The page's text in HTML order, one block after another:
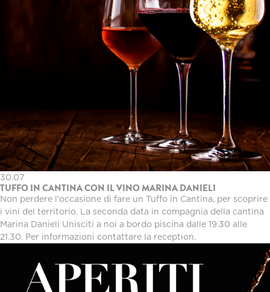
30.07
TUFFO IN CANTINA CON IL VINO MARINA DANIELI
Non perdere l'occasione di fare un Tuffo in Cantina, per scoprire
i vini del territorio. La seconda data in compagnia della cantina
Marina Danieli Unisciti a noi a bordo piscina dalle 19.30 alle
21.30. Per informazioni contattare la reception.